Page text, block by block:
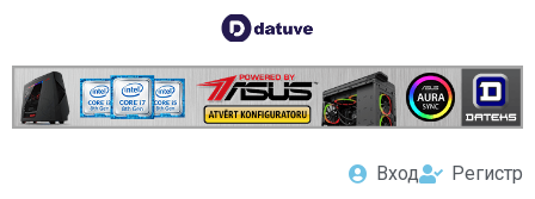
Вход Регистр